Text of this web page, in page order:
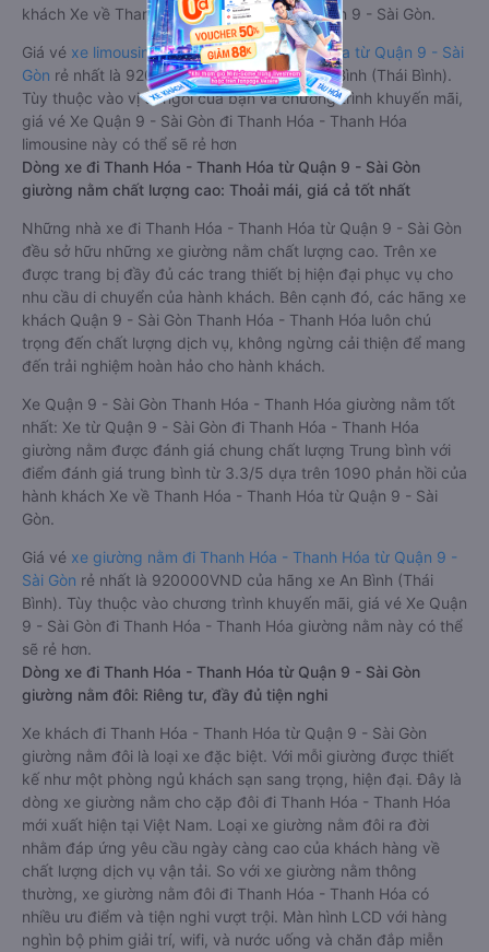
khách Xe về Thanh Hóa - Thanh Hóa từ Quận 9 - Sài Gòn.
Giá vé xe limousine đi Thanh Hóa - Thanh Hóa từ Quận 9 - Sài
Gòn rẻ nhất là 920000VND của hãng xe An Bình (Thái Bình).
Tùy thuộc vào vị trí ngồi của bạn và chương trình khuyến mãi,
giá vé Xe Quận 9 - Sài Gòn đi Thanh Hóa - Thanh Hóa
limousine này có thể sẽ rẻ hơn
Dòng xe đi Thanh Hóa - Thanh Hóa từ Quận 9 - Sài Gòn
giường nằm chất lượng cao: Thoải mái, giá cả tốt nhất
Những nhà xe đi Thanh Hóa - Thanh Hóa từ Quận 9 - Sài Gòn
đều sở hữu những xe giường nằm chất lượng cao. Trên xe
được trang bị đầy đủ các trang thiết bị hiện đại phục vụ cho
nhu cầu di chuyển của hành khách. Bên cạnh đó, các hãng xe
khách Quận 9 - Sài Gòn Thanh Hóa - Thanh Hóa luôn chú
trọng đến chất lượng dịch vụ, không ngừng cải thiện để mang
đến trải nghiệm hoàn hảo cho hành khách.
Xe Quận 9 - Sài Gòn Thanh Hóa - Thanh Hóa giường nằm tốt
nhất: Xe từ Quận 9 - Sài Gòn đi Thanh Hóa - Thanh Hóa
giường nằm được đánh giá chung chất lượng Trung bình với
điểm đánh giá trung bình từ 3.3/5 dựa trên 1090 phản hồi của
hành khách Xe về Thanh Hóa - Thanh Hóa từ Quận 9 - Sài
Gòn.
Giá vé xe giường nằm đi Thanh Hóa - Thanh Hóa từ Quận 9 -
Sài Gòn rẻ nhất là 920000VND của hãng xe An Bình (Thái
Bình). Tùy thuộc vào chương trình khuyến mãi, giá vé Xe Quận
9 - Sài Gòn đi Thanh Hóa - Thanh Hóa giường nằm này có thể
sẽ rẻ hơn.
Dòng xe đi Thanh Hóa - Thanh Hóa từ Quận 9 - Sài Gòn
giường nằm đôi: Riêng tư, đầy đủ tiện nghi
Xe khách đi Thanh Hóa - Thanh Hóa từ Quận 9 - Sài Gòn
giường nằm đôi là loại xe đặc biệt. Với mỗi giường được thiết
kế như một phòng ngủ khách sạn sang trọng, hiện đại. Đây là
dòng xe giường nằm cho cặp đôi đi Thanh Hóa - Thanh Hóa
mới xuất hiện tại Việt Nam. Loại xe giường nằm đôi ra đời
nhằm đáp ứng yêu cầu ngày càng cao của khách hàng về
chất lượng dịch vụ vận tải. So với xe giường nằm thông
thường, xe giường nằm đôi đi Thanh Hóa - Thanh Hóa có
nhiều ưu điểm và tiện nghi vượt trội. Màn hình LCD với hàng
nghìn bộ phim giải trí, wifi, và nước uống và chăn đắp miễn